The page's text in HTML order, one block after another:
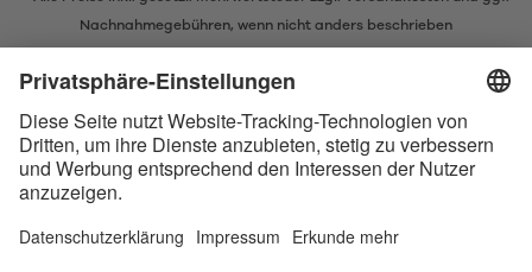
Nachnahmegebühren, wenn nicht anders beschrieben
und Eigentum der Bluetooth SIG, Inc. Die Nutzung dieser Marken durch
Apple und das Apple-Logo sind eingetragene Marken von Apple Inc.
Google Play und das Google Play-Logo sind Marken von Google LLC.